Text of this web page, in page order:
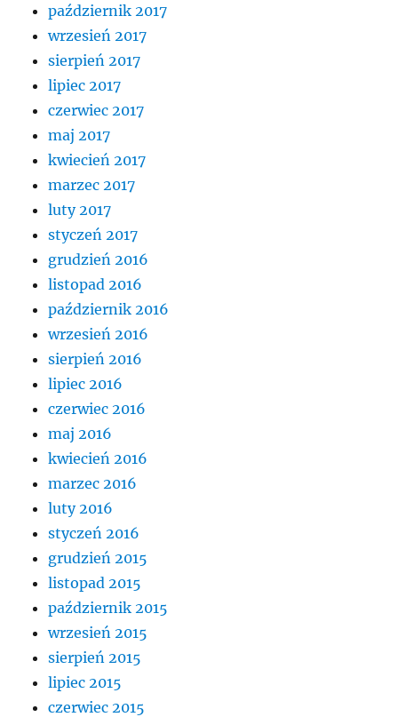
październik 2017
wrzesień 2017
sierpień 2017
lipiec 2017
czerwiec 2017
maj 2017
kwiecień 2017
marzec 2017
luty 2017
styczeń 2017
grudzień 2016
listopad 2016
październik 2016
wrzesień 2016
sierpień 2016
lipiec 2016
czerwiec 2016
maj 2016
kwiecień 2016
marzec 2016
luty 2016
styczeń 2016
grudzień 2015
listopad 2015
październik 2015
wrzesień 2015
sierpień 2015
lipiec 2015
czerwiec 2015